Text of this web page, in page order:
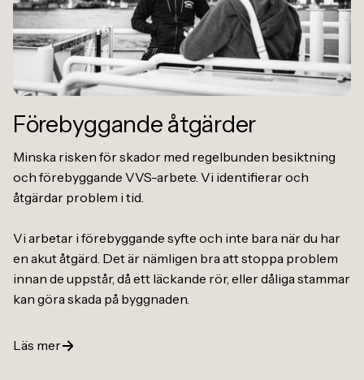
Förebyggande åtgärder
Minska risken för skador med regelbunden besiktning
och förebyggande VVS-arbete. Vi identifierar och
åtgärdar problem i tid.
Vi arbetar i förebyggande syfte och inte bara när du har
en akut åtgärd. Det är nämligen bra att stoppa problem
innan de uppstår, då ett läckande rör, eller dåliga stammar
kan göra skada på byggnaden.
Läs mer